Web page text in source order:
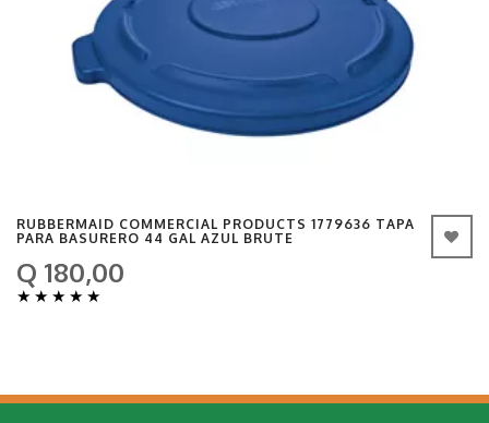
RUBBERMAID COMMERCIAL PRODUCTS 1779636 TAPA
PARA BASURERO 44 GAL AZUL BRUTE
Q 180,00
★ ★ ★ ★ ★